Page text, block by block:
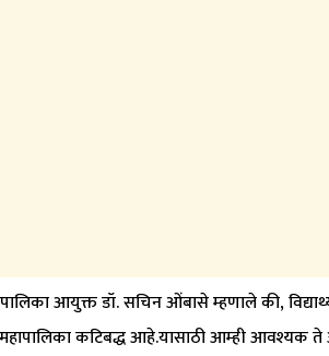
आयुक्त डॉ. सचिन ओंबासे म्हणाले की,
कटिबद्ध आहे.यासाठी आम्ही आवश्यक